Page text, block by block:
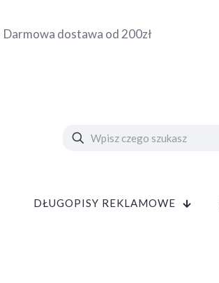
Darmowa dostawa od 200zł
DŁUGOPISY REKLAMOWE